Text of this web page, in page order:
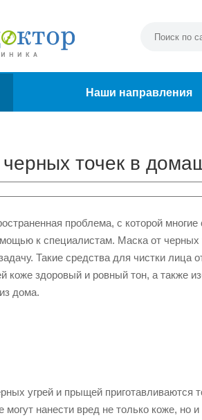
Наши направления
точек в
проблема, с которой
к специалистам. Маска от
Такие средства для чистки лица
здоровый и ровный тон, а также
дома.
угрей и прыщей приготавливаются
могут нанести вред не только коже,